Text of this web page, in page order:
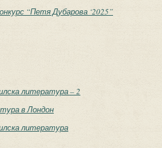
“Петя Дубарова ‘2025”
литература – 2
в Лондон
литература